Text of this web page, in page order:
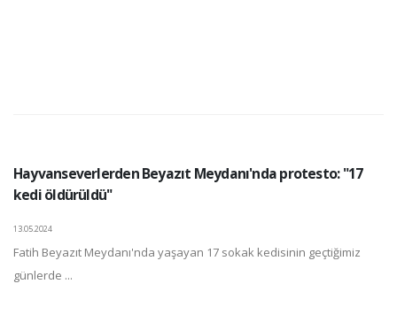
Hayvanseverlerden Beyazıt Meydanı'nda protesto: "17
kedi öldürüldü"
13.05.2024
Fatih Beyazıt Meydanı'nda yaşayan 17 sokak kedisinin geçtiğimiz
günlerde ...